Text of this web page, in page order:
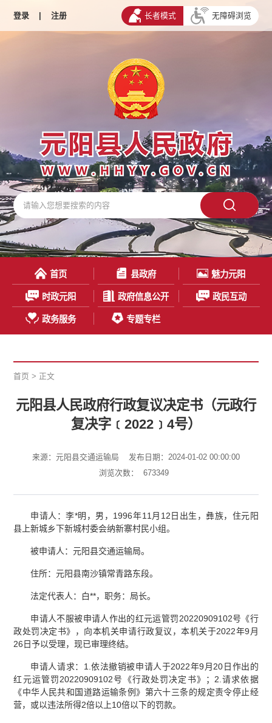
登录 | 注册 长者模式 无障碍浏览
首页 县政府 魅力元阳
时政元阳 政府信息公开 政民互动
政务服务 专题专栏
首页 > 正文
元阳县人民政府行政复议决定书（元政行
复决字﹝2022﹞4号）
来源：元阳县交通运输局
发布日期：2024-01-02 00:00:00
浏览次数：
673349
申请人：李*明，男，1996年11月12日出生，彝族，住元阳
县上新城乡下新城村委会纳新寨村民小组。
被申请人：元阳县交通运输局。
住所：元阳县南沙镇常青路东段。
法定代表人：白**，职务：局长。
申请人不服被申请人作出的红元运管罚20220909102号《行
政处罚决定书》，向本机关申请行政复议，本机关于2022年9月
26日予以受理，现已审理终结。
申请人请求：1.依法撤销被申请人于2022年9月20日作出的
红元运管罚20220909102号《行政处罚决定书》；2.请求依据
《中华人民共和国道路运输条例》第六十三条的规定责令停止经
营，或以违法所得2倍以上10倍以下的罚款。